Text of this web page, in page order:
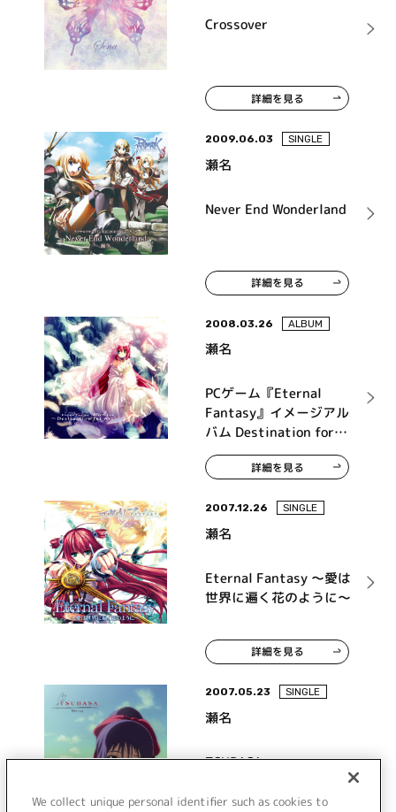
Crossover
詳細を見る
2009.06.03 SINGLE
瀬名
Never End Wonderland
詳細を見る
2008.03.26 ALBUM
瀬名
PCゲーム『Eternal
Fantasy』イメージアル
バム Destination for
Arcie
詳細を見る
2007.12.26 SINGLE
瀬名
Eternal Fantasy ～愛は
世界に遍く花のように～
詳細を見る
2007.05.23 SINGLE
瀬名
TSUBASA
We collect unique personal identifier such as cookies to